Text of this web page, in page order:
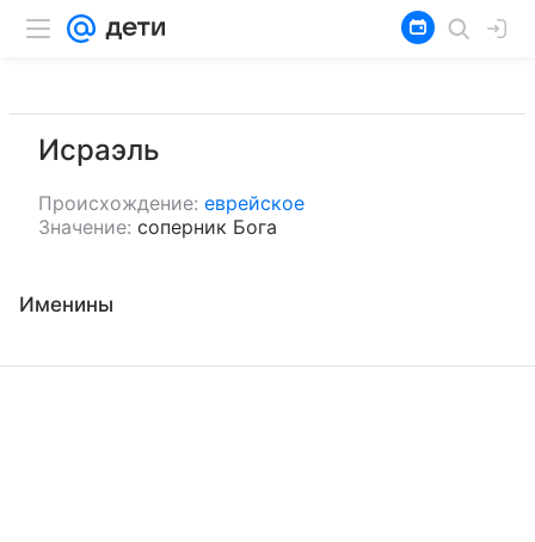
Исраэль
Происхождение: еврейское
Значение: соперник Бога
Именины